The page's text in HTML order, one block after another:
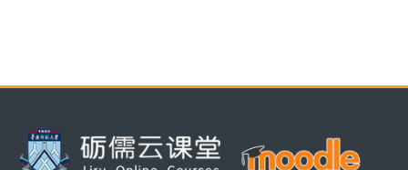
ブロック